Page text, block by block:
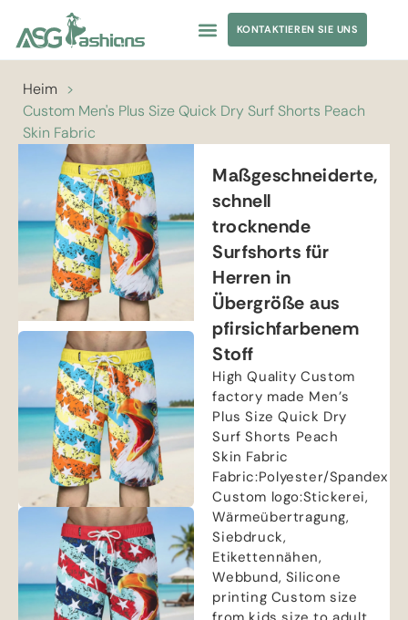
KONTAKTIEREN SIE UNS
Heim >
Custom Men's Plus Size Quick Dry Surf Shorts Peach
Skin Fabric
Maßgeschneiderte,
schnell
trocknende
Surfshorts für
Herren in
Übergröße aus
pfirsichfarbenem
Stoff
High Quality Custom
factory made Men’s
Plus Size Quick Dry
Surf Shorts Peach
Skin Fabric
Fabric:Polyester/Spandex
Custom logo:Stickerei,
Wärmeübertragung,
Siebdruck,
Etikettennähen,
Webbund, Silicone
printing Custom size